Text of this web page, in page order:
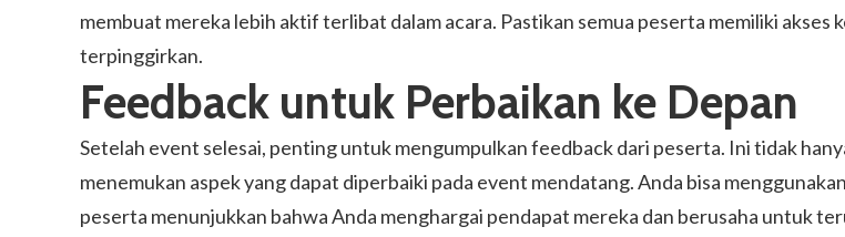
membuat mereka lebih aktif terlibat dalam acara. Pastikan semua peserta memiliki akses
terpinggirkan.
Feedback untuk Perbaikan ke Depan
Setelah event selesai, penting untuk mengumpulkan feedback dari peserta. Ini tidak
menemukan aspek yang dapat diperbaiki pada event mendatang. Anda bisa
peserta menunjukkan bahwa Anda menghargai pendapat mereka dan berusaha untuk